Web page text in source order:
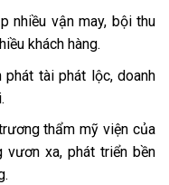
nhiều vận may, bội thu
khách hàng.
tài phát lộc, doanh
thẩm mỹ viện của
vươn xa, phát triển bền